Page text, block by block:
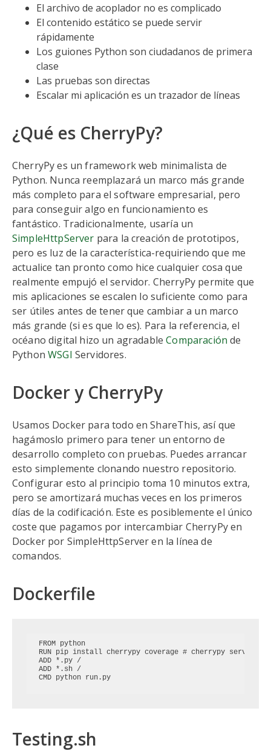
El archivo de acoplador no es complicado
El contenido estático se puede servir
rápidamente
Los guiones Python son ciudadanos de primera
clase
Las pruebas son directas
Escalar mi aplicación es un trazador de líneas
¿Qué es CherryPy?
CherryPy es un framework web minimalista de
Python. Nunca reemplazará un marco más grande
más completo para el software empresarial, pero
para conseguir algo en funcionamiento es
fantástico. Tradicionalmente, usaría un
SimpleHttpServer para la creación de prototipos,
pero es luz de la característica-requiriendo que me
actualice tan pronto como hice cualquier cosa que
realmente empujó el servidor. CherryPy permite que
mis aplicaciones se escalen lo suficiente como para
ser útiles antes de tener que cambiar a un marco
más grande (si es que lo es). Para la referencia, el
océano digital hizo un agradableComparación de
PythonWSGI Servidores.
Docker y CherryPy
Usamos Docker para todo en ShareThis, así que
hagámoslo primero para tener un entorno de
desarrollo completo con pruebas. Puedes arrancar
esto simplemente clonando nuestro repositorio.
Configurar esto al principio toma 10 minutos extra,
pero se amortizará muchas veces en los primeros
días de la codificación. Este es posiblemente el único
coste que pagamos por intercambiar CherryPy en
Docker por SimpleHttpServer en la línea de
comandos.
Dockerfile
FROM python
RUN pip install cherrypy coverage # cherrypy server +
ADD *.py /
ADD *.sh /
Testing.sh